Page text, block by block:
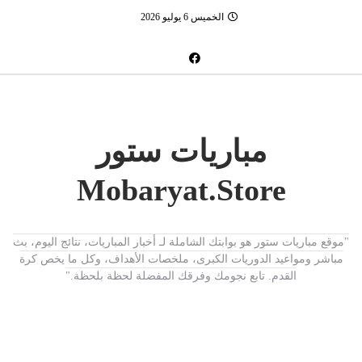
الخميس 6 يوليو 2026
مباريات ستور
Mobaryat.Store
"موقع مباريات ستور هو بوابتك الشاملة لـ أخبار المباريات، نتائج اليوم، بث
مباشر ومواعيد الدوريات الكبرى، ملخصات الأهداف، وكل ما يخص كرة
القدم. تابع نجومك وفرقك المفضلة لحظة بلحظة."